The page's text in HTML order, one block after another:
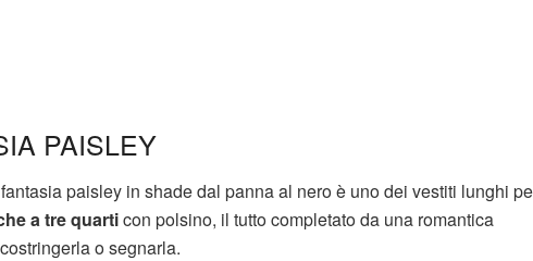
PAISLEY
paisley in shade dal panna al nero è uno dei vestiti lunghi
a tre quarticon polsino, il tutto completato da una romantica
o segnarla.